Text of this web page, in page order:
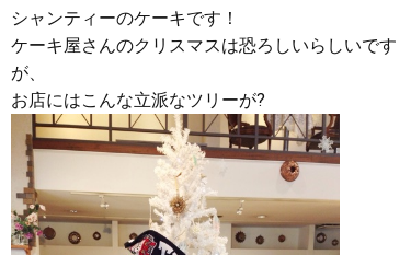
シャンティーのケーキです！
ケーキ屋さんのクリスマスは恐ろしいらしいです
が、
お店にはこんな立派なツリーが?